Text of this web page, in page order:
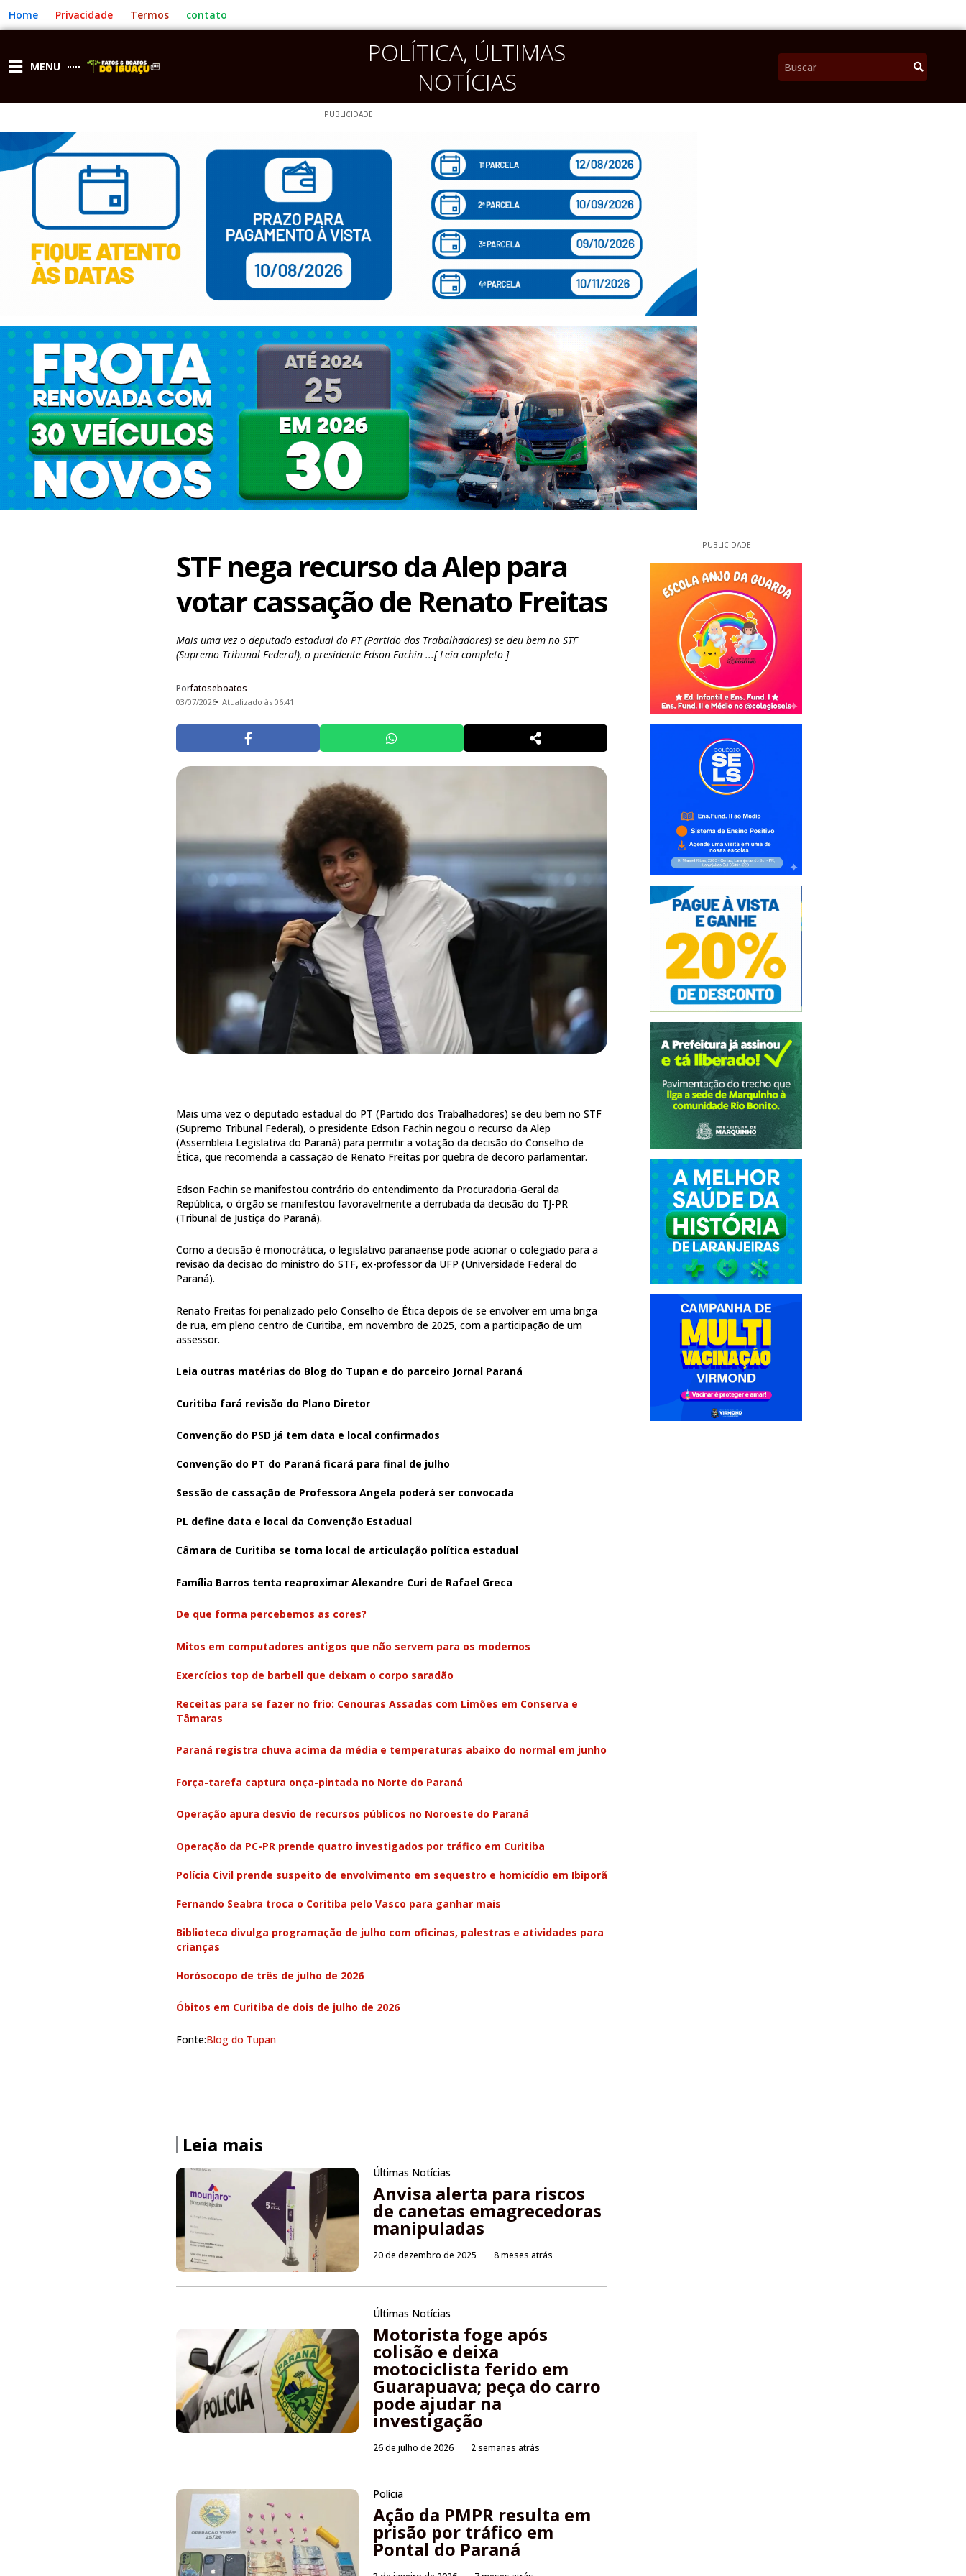
para
o
Home Privacidade Termos contato
MENU POLÍTICA, ÚLTIMAS
NOTÍCIAS
Pesquisar
PUBLICIDADE
STF nega recurso da Alep para
votar cassação de Renato Freitas
Mais uma vez o deputado estadual do PT (Partido dos Trabalhadores) se deu bem no STF
(Supremo Tribunal Federal), o presidente Edson Fachin ...[ Leia completo ]
Porfatoseboatos
03/07/2026 Atualizado às 06:41
Mais uma vez o deputado estadual do PT (Partido dos Trabalhadores) se deu bem no STF
(Supremo Tribunal Federal), o presidente Edson Fachin negou o recurso da Alep
(Assembleia Legislativa do Paraná) para permitir a votação da decisão do Conselho de
Ética, que recomenda a cassação de Renato Freitas por quebra de decoro parlamentar.
Edson Fachin se manifestou contrário do entendimento da Procuradoria-Geral da
República, o órgão se manifestou favoravelmente a derrubada da decisão do TJ-PR
(Tribunal de Justiça do Paraná).
Como a decisão é monocrática, o legislativo paranaense pode acionar o colegiado para a
revisão da decisão do ministro do STF, ex-professor da UFP (Universidade Federal do
Paraná).
Renato Freitas foi penalizado pelo Conselho de Ética depois de se envolver em uma briga
de rua, em pleno centro de Curitiba, em novembro de 2025, com a participação de um
assessor.
Leia outras matérias do Blog do Tupan e do parceiro Jornal Paraná
Curitiba fará revisão do Plano Diretor
Convenção do PSD já tem data e local confirmados
Convenção do PT do Paraná ficará para final de julho
Sessão de cassação de Professora Angela poderá ser convocada
PL define data e local da Convenção Estadual
Câmara de Curitiba se torna local de articulação política estadual
Família Barros tenta reaproximar Alexandre Curi de Rafael Greca
De que forma percebemos as cores?
Mitos em computadores antigos que não servem para os modernos
Exercícios top de barbell que deixam o corpo saradão
Receitas para se fazer no frio: Cenouras Assadas com Limões em Conserva e
Tâmaras
Paraná registra chuva acima da média e temperaturas abaixo do normal em junho
Força-tarefa captura onça-pintada no Norte do Paraná
Operação apura desvio de recursos públicos no Noroeste do Paraná
Operação da PC-PR prende quatro investigados por tráfico em Curitiba
Polícia Civil prende suspeito de envolvimento em sequestro e homicídio em Ibiporã
Fernando Seabra troca o Coritiba pelo Vasco para ganhar mais
Biblioteca divulga programação de julho com oficinas, palestras e atividades para
crianças
Horósocopo de três de julho de 2026
Óbitos em Curitiba de dois de julho de 2026
Fonte:Blog do Tupan
Leia mais
Últimas Notícias
Anvisa alerta para riscos
de canetas emagrecedoras
manipuladas
20 de dezembro de 2025 8 meses atrás
Últimas Notícias
Motorista foge após
colisão e deixa
motociclista ferido em
Guarapuava; peça do carro
pode ajudar na
investigação
26 de julho de 2026 2 semanas atrás
Polícia
Ação da PMPR resulta em
prisão por tráfico em
Pontal do Paraná
PUBLICIDADE